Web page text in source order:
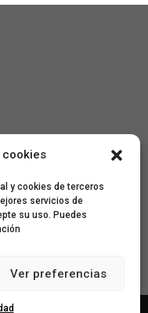
cookies
y cookies de terceros
servicios de
su uso. Puedes
Ver preferencias
de